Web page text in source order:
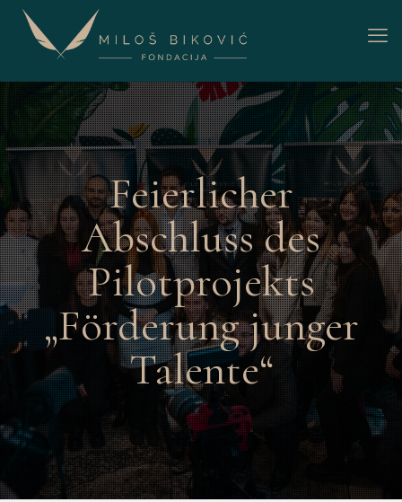
Feierlicher
Abschluss des
Pilotprojekts
„Förderung junger
Talente“